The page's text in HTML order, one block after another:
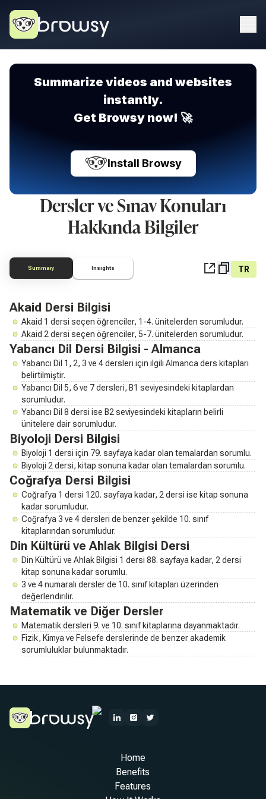
Summarize videos and websites
instantly.
Get Browsy now! 🚀
Install Browsy
Dersler ve Sınav Konuları
Hakkında Bilgiler
Summary Insights TR
Akaid Dersi Bilgisi
Akaid 1 dersi seçen öğrenciler, 1-4. ünitelerden sorumludur.
Akaid 2 dersi seçen öğrenciler, 5-7. ünitelerden sorumludur.
Yabancı Dil Dersi Bilgisi - Almanca
Yabancı Dil 1, 2, 3 ve 4 dersleri için ilgili Almanca ders kitapları
belirtilmiştir.
Yabancı Dil 5, 6 ve 7 dersleri, B1 seviyesindeki kitaplardan
sorumludur.
Yabancı Dil 8 dersi ise B2 seviyesindeki kitapların belirli
ünitelere dair sorumludur.
Biyoloji Dersi Bilgisi
Biyoloji 1 dersi için 79. sayfaya kadar olan temalardan sorumlu.
Biyoloji 2 dersi, kitap sonuna kadar olan temalardan sorumlu.
Coğrafya Dersi Bilgisi
Coğrafya 1 dersi 120. sayfaya kadar, 2 dersi ise kitap sonuna
kadar sorumludur.
Coğrafya 3 ve 4 dersleri de benzer şekilde 10. sınıf
kitaplarından sorumludur.
Din Kültürü ve Ahlak Bilgisi Dersi
Din Kültürü ve Ahlak Bilgisi 1 dersi 88. sayfaya kadar, 2 dersi
kitap sonuna kadar sorumlu.
3 ve 4 numaralı dersler de 10. sınıf kitapları üzerinden
değerlendirilir.
Matematik ve Diğer Dersler
Matematik dersleri 9. ve 10. sınıf kitaplarına dayanmaktadır.
Fizik, Kimya ve Felsefe derslerinde de benzer akademik
sorumluluklar bulunmaktadır.
Home
Benefits
Features